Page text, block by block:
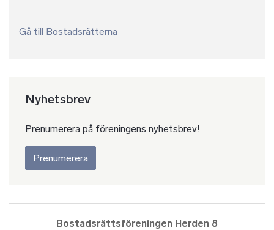
Gå till Bostadsrätterna
Nyhetsbrev
Prenumerera på föreningens nyhetsbrev!
Prenumerera
Bostadsrättsföreningen Herden 8